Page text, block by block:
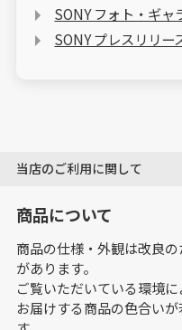
SONY フォト・ギャ
SONY プレスリリー
当店のご利用に関して
商品について
商品の仕様・外観は改良
があります。
ご覧いただいている環境
お届けする商品の色合い